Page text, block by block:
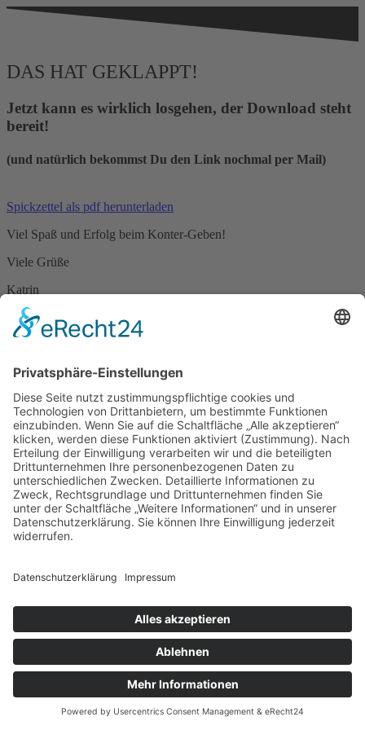
DAS HAT GEKLAPPT!
Jetzt kann es wirklich losgehen, der Download steht
bereit!
(und natürlich bekommst Du den Link nochmal per Mail)
Spickzettel als pdf herunterladen
Viel Spaß und Erfolg beim Konter-Geben!
Viele Grüße
Katrin
© Katrin Dietz I
Impressum